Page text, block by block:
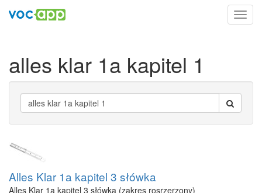
alles klar 1a kapitel 1
Alles Klar 1a kapitel 3 słówka
Alles Klar 1a kapitel 3 słówka (zakres rosrzerzony)